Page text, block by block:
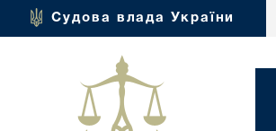
Судова влада України